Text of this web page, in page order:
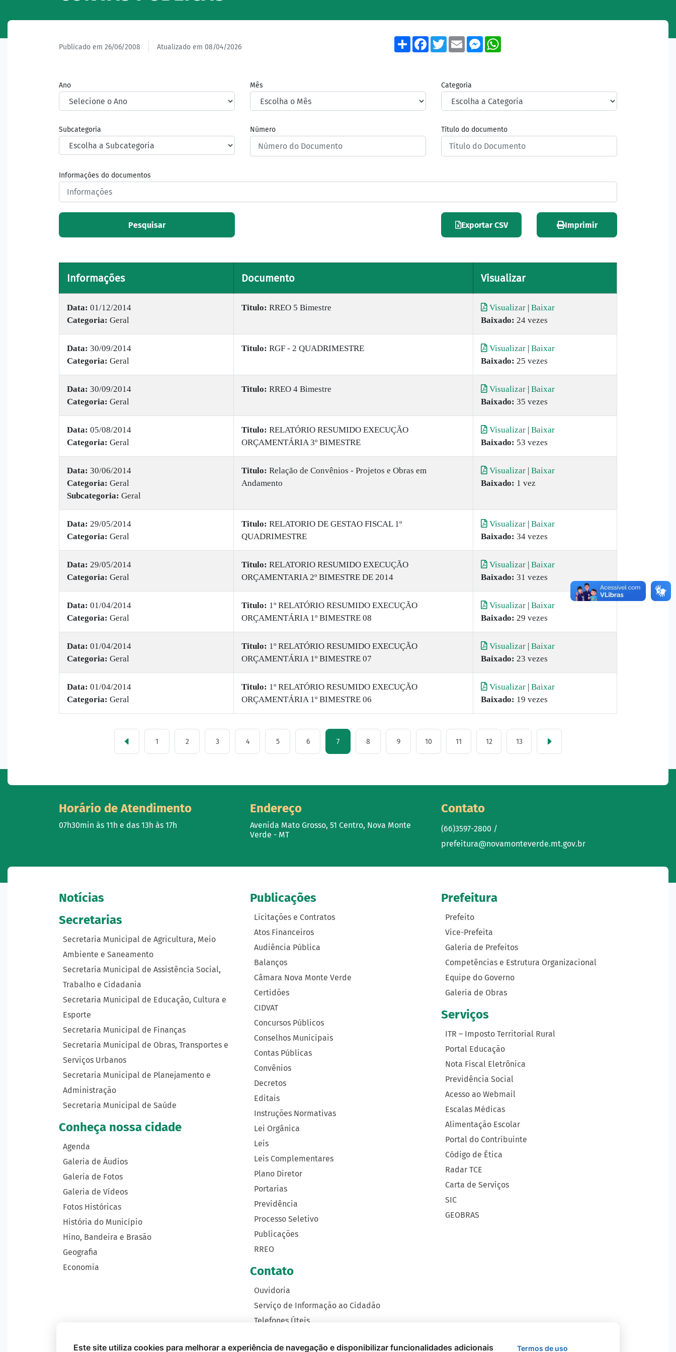
Publicado em 26/06/2008 Atualizado em 08/04/2026
ShareFacebook
TwitterEmailMessenger
Ano Mês Categoria
Subcategoria Número Título do documento
Informações do documentos
Pesquisar Exportar CSV Imprimir
Informações Documento Visualizar
Data: 01/12/2014
Categoria: Geral
Titulo: RREO 5 Bimestre Visualizar | Baixar
Baixado: 24 vezes
Data: 30/09/2014
Categoria: Geral
Titulo: RGF - 2 QUADRIMESTRE Visualizar | Baixar
Baixado: 25 vezes
Data: 30/09/2014
Categoria: Geral
Titulo: RREO 4 Bimestre Visualizar | Baixar
Baixado: 35 vezes
Data: 05/08/2014
Categoria: Geral
Titulo: RELATÓRIO RESUMIDO EXECUÇÃO
ORÇAMENTÁRIA 3º BIMESTRE
Visualizar | Baixar
Baixado: 53 vezes
Data: 30/06/2014
Categoria: Geral
Subcategoria: Geral
Titulo: Relação de Convênios - Projetos e Obras em
Andamento
Visualizar | Baixar
Baixado: 1 vez
Data: 29/05/2014
Categoria: Geral
Titulo: RELATORIO DE GESTAO FISCAL 1º
QUADRIMESTRE
Visualizar | Baixar
Baixado: 34 vezes
Data: 29/05/2014
Categoria: Geral
Titulo: RELATORIO RESUMIDO EXECUÇÃO
ORÇAMENTARIA 2º BIMESTRE DE 2014
Visualizar | Baixar
Baixado: 31 vezes
Data: 01/04/2014
Categoria: Geral
Titulo: 1º RELATÓRIO RESUMIDO EXECUÇÃO
ORÇAMENTÁRIA 1º BIMESTRE 08
Visualizar | Baixar
Baixado: 29 vezes
Data: 01/04/2014
Categoria: Geral
Titulo: 1º RELATÓRIO RESUMIDO EXECUÇÃO
ORÇAMENTÁRIA 1º BIMESTRE 07
Visualizar | Baixar
Baixado: 23 vezes
Data: 01/04/2014
Categoria: Geral
Titulo: 1º RELATÓRIO RESUMIDO EXECUÇÃO
ORÇAMENTÁRIA 1º BIMESTRE 06
Visualizar | Baixar
Baixado: 19 vezes
1 2 3 4 5 6 7 8 9 10 11 12 13
Horário de Atendimento
07h30min às 11h e das 13h às 17h
Endereço
Avenida Mato Grosso, 51 Centro, Nova Monte
Verde - MT
Contato
(66)3597-2800 /
prefeitura@novamonteverde.mt.gov.br
Notícias
Secretarias
Secretaria Municipal de Agricultura, Meio
Ambiente e Saneamento
Secretaria Municipal de Assistência Social,
Trabalho e Cidadania
Secretaria Municipal de Educação, Cultura e
Esporte
Secretaria Municipal de Finanças
Secretaria Municipal de Obras, Transportes e
Serviços Urbanos
Secretaria Municipal de Planejamento e
Administração
Secretaria Municipal de Saúde
Conheça nossa cidade
Agenda
Galeria de Áudios
Galeria de Fotos
Galeria de Vídeos
Fotos Históricas
História do Município
Hino, Bandeira e Brasão
Geografia
Economia
Publicações
Licitações e Contratos
Atos Financeiros
Audiência Pública
Balanços
Câmara Nova Monte Verde
Certidões
CIDVAT
Concursos Públicos
Conselhos Municipais
Contas Públicas
Convênios
Decretos
Editais
Instruções Normativas
Lei Orgânica
Leis
Leis Complementares
Plano Diretor
Portarias
Previdência
Processo Seletivo
Publicações
RREO
Contato
Ouvidoria
Serviço de Informação ao Cidadão
Telefones Úteis
Prefeitura
Prefeito
Vice-Prefeita
Galeria de Prefeitos
Competências e Estrutura Organizacional
Equipe do Governo
Galeria de Obras
Serviços
ITR – Imposto Territorial Rural
Portal Educação
Nota Fiscal Eletrônica
Previdência Social
Acesso ao Webmail
Escalas Médicas
Alimentação Escolar
Portal do Contribuinte
Código de Ética
Radar TCE
Carta de Serviços
SIC
GEOBRAS
Este site utiliza cookies para melhorar a experiência de navegação e disponibilizar funcionalidades adicionais Termos de uso